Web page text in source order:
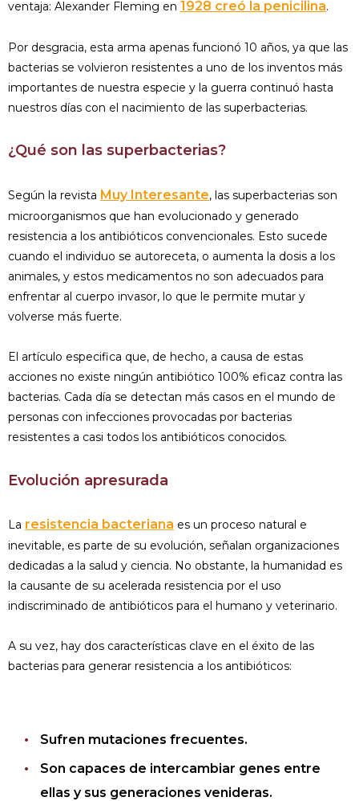
ventaja: Alexander Fleming en 1928 creó la penicilina.
Por desgracia, esta arma apenas funcionó 10 años, ya que las
bacterias se volvieron resistentes a uno de los inventos más
importantes de nuestra especie y la guerra continuó hasta
nuestros días con el nacimiento de las superbacterias.
¿Qué son las superbacterias?
Según la revista Muy Interesante, las superbacterias son
microorganismos que han evolucionado y generado
resistencia a los antibióticos convencionales. Esto sucede
cuando el individuo se autoreceta, o aumenta la dosis a los
animales, y estos medicamentos no son adecuados para
enfrentar al cuerpo invasor, lo que le permite mutar y
volverse más fuerte.
El artículo especifica que, de hecho, a causa de estas
acciones no existe ningún antibiótico 100% eficaz contra las
bacterias. Cada día se detectan más casos en el mundo de
personas con infecciones provocadas por bacterias
resistentes a casi todos los antibióticos conocidos.
Evolución apresurada
La resistencia bacteriana es un proceso natural e
inevitable, es parte de su evolución, señalan organizaciones
dedicadas a la salud y ciencia. No obstante, la humanidad es
la causante de su acelerada resistencia por el uso
indiscriminado de antibióticos para el humano y veterinario.
A su vez, hay dos características clave en el éxito de las
bacterias para generar resistencia a los antibióticos:
Sufren mutaciones frecuentes.
Son capaces de intercambiar genes entre
ellas y sus generaciones venideras.